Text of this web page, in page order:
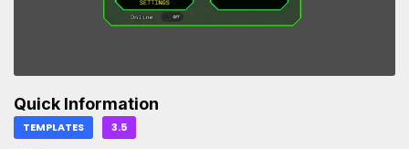
Quick Information
TEMPLATES 3.5